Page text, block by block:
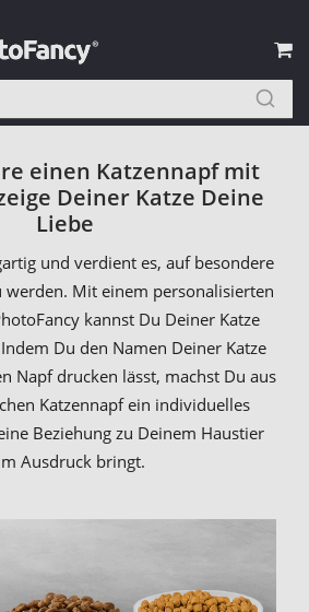
einen Katzennapf mit
Deiner Katze Deine
Liebe
und verdient es, auf besondere
werden. Mit einem personalisierten
kannst Du Deiner Katze
Du den Namen Deiner Katze
Napf drucken lässt, machst Du aus
Katzennapf ein individuelles
Beziehung zu Deinem Haustier
Ausdruck bringt.